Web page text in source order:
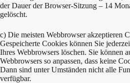
der Dauer der Browser-Sitzung – 14
gelöscht.
c) Die meisten Webbrowser akzeptieren
Gespeicherte Cookies können Sie
Ihres Webbrowsers löschen. Sie können
Webbrowsers so anpassen, dass keine
Dann sind unter Umständen nicht alle
verfügbar.